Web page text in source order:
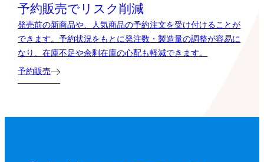
予約販売でリスク削減
発売前の新商品や、人気商品の予約注文を受け付けることが
できます。予約状況をもとに発注数・製造量の調整が容易に
なり、在庫不足や余剰在庫の心配も軽減できます。
予約販売